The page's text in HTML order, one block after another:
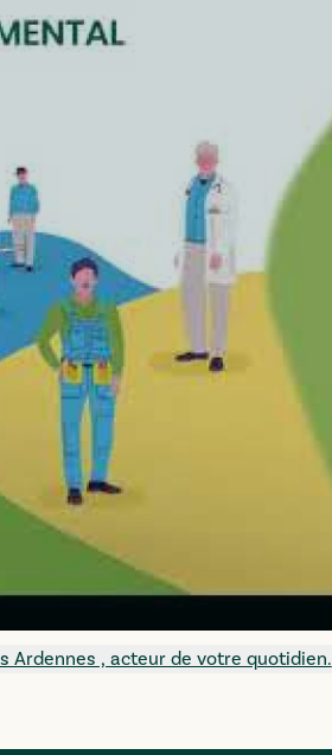
Ardennes , acteur de votre quotidien.